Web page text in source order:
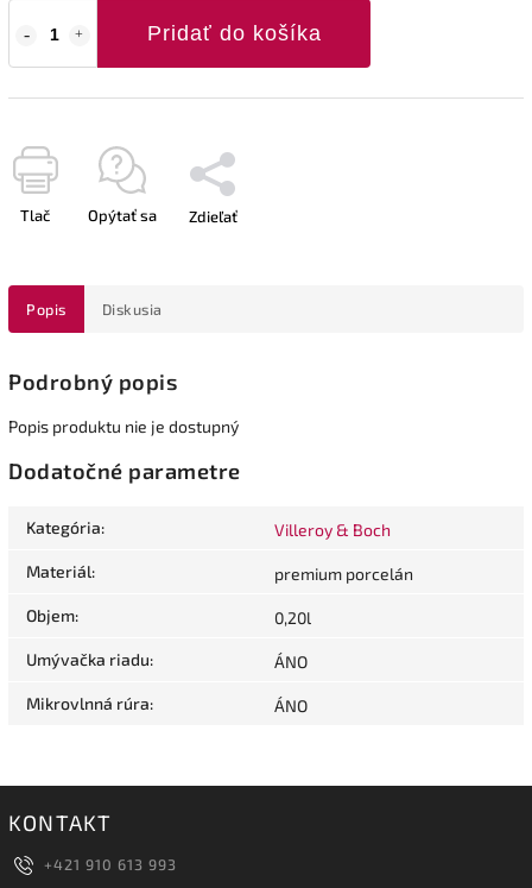
Pridať do košíka
Tlač Opýtať sa Zdieľať
Popis Diskusia
Podrobný popis
Popis produktu nie je dostupný
Dodatočné parametre
Kategória: Villeroy & Boch
Materiál: premium porcelán
Objem: 0,20l
Umývačka riadu: ÁNO
Mikrovlnná rúra: ÁNO
KONTAKT
+421 910 613 993